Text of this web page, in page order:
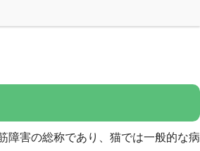
障害の総称であり、猫では一般的な病